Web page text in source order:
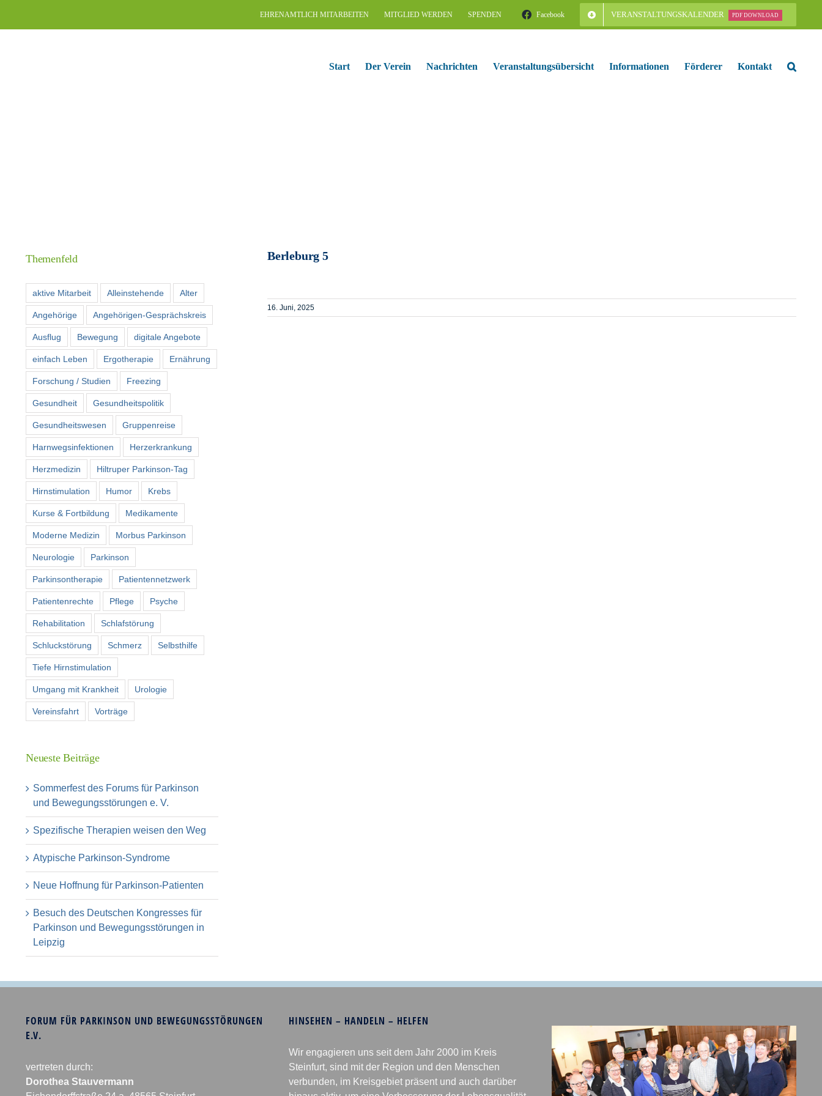
EHRENAMTLICH MITARBEITEN MITGLIED WERDEN SPENDEN Facebook VERANSTALTUNGSKALENDER PDF DOWNLOAD
Start Der Verein Nachrichten Veranstaltungsübersicht Informationen Förderer Kontakt
Berleburg 5
16. Juni, 2025
Themenfeld
aktive Mitarbeit Alleinstehende Alter
Angehörige Angehörigen-Gesprächskreis
Ausflug Bewegung digitale Angebote
einfach Leben Ergotherapie Ernährung
Forschung / Studien Freezing
Gesundheit Gesundheitspolitik
Gesundheitswesen Gruppenreise
Harnwegsinfektionen Herzerkrankung
Herzmedizin Hiltruper Parkinson-Tag
Hirnstimulation Humor Krebs
Kurse & Fortbildung Medikamente
Moderne Medizin Morbus Parkinson
Neurologie Parkinson
Parkinsontherapie Patientennetzwerk
Patientenrechte Pflege Psyche
Rehabilitation Schlafstörung
Schluckstörung Schmerz Selbsthilfe
Tiefe Hirnstimulation
Umgang mit Krankheit Urologie
Vereinsfahrt Vorträge
Neueste Beiträge
Sommerfest des Forums für Parkinson
und Bewegungsstörungen e. V.
Spezifische Therapien weisen den Weg
Atypische Parkinson-Syndrome
Neue Hoffnung für Parkinson-Patienten
Besuch des Deutschen Kongresses für
Parkinson und Bewegungsstörungen in
Leipzig
FORUM FÜR PARKINSON UND BEWEGUNGSSTÖRUNGEN
E.V.
vertreten durch:
Dorothea Stauvermann
HINSEHEN – HANDELN – HELFEN
Wir engagieren uns seit dem Jahr 2000 im Kreis
Steinfurt, sind mit der Region und den Menschen
verbunden, im Kreisgebiet präsent und auch darüber